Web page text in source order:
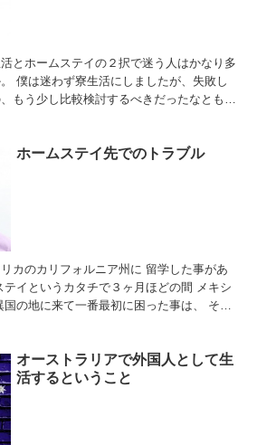
とホームステイの２択で迷う人はかなり多
僕は迷わず寮生活にしましたが、失敗し
もう少し比較検討するべきだったなとも感
ホームステイ先でのトラブル
カのカリフォルニア州に 留学した事があ
テイというカタチで３ヶ月ほどの間 メキシ
の地に来て一番最初に困った事は、 その
オーストラリアで外国人として生
活するということ